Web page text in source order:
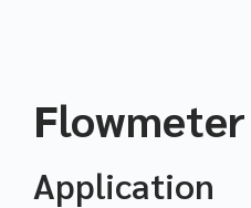
Flowmeter
Application